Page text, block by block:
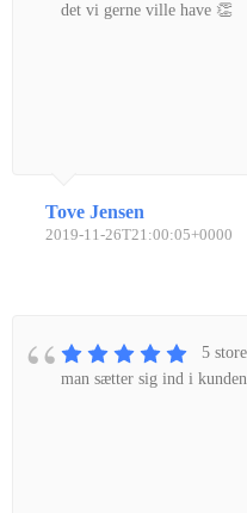
det vi gerne ville have 👏
Tove Jensen
2019-11-26T21:00:05+0000
5
man sætter sig ind i